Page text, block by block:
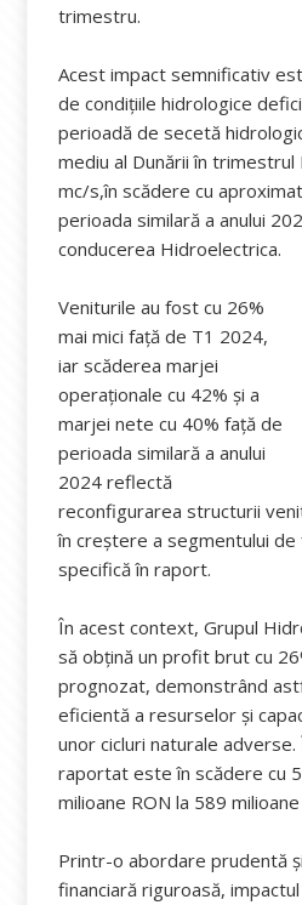
trimestru.
Acest impact semnificativ
de condițiile hidrologice
perioadă de secetă
mediu al Dunării în
mc/s,în scădere cu
perioada similară a anului
conducerea Hidroelectrica.
Veniturile au fost cu 26%
mai mici față de T1 2024,
iar scăderea marjei
operaționale cu 42% și a
marjei nete cu 40% față de
perioada similară a anului
2024 reflectă
reconfigurarea structurii
în creștere a segmentului de
specifică în raport.
În acest context, Grupul
să obțină un profit brut cu
prognozat, demonstrând
eficientă a resurselor și
unor cicluri naturale
raportat este în scădere cu
milioane RON la 589 milioane
Printr-o abordare prudentă
financiară riguroasă,